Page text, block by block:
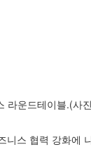
라운드테이블.(사
니스 협력 강화에